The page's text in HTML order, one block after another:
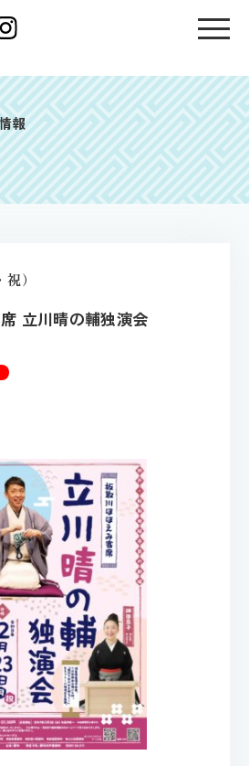
報
）
立川晴の輔独演会